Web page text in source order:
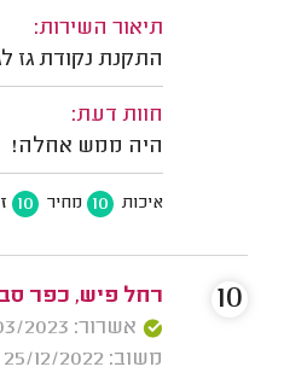
תיאור השירות:
התקנת נקודת גז
חוות דעת:
היה ממש אחלה!
איכות 10 מחיר 10
רחל פיש, כפר
אשרור: 26/03/2023
משוב: 25/12/2022
10